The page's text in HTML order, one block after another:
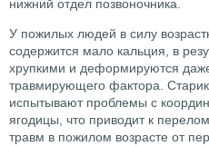
нижний отдел позвоночника.
У пожилых людей в силу
содержится мало кальция, в
хрупкими и деформируются
травмирующего фактора.
испытывают проблемы с
ягодицы, что приводит к
травм в пожилом возрасте от